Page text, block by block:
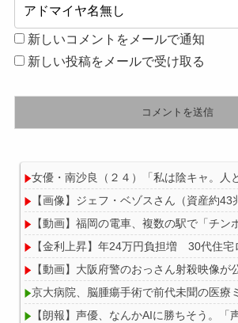
新しいコメントをメールで通知
新しい投稿をメールで受け取る
女優・南沙良（２４）「私は陰キャ。人
【画像】ジェフ・ベゾスさん（資産約
【動画】福岡の電車、複数の駅で「チ
【金利上昇】年24万円負担増 30代住宅
【動画】大阪府警のおっさん射殺映像
京大病院、脳腫瘍手術で前代未聞の医療
【朗報】声優、なんかAIに勝ちそう。